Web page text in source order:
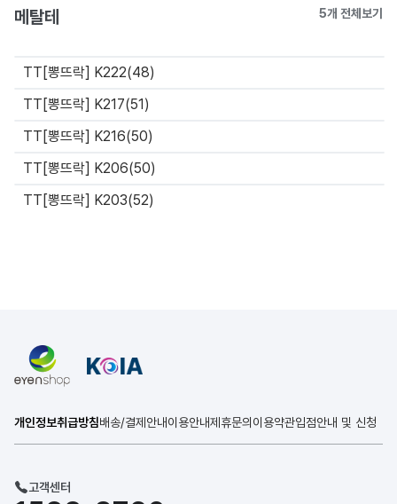
메탈테 5개 전체보기
TT[뽕뜨락] K222(48)
TT[뽕뜨락] K217(51)
TT[뽕뜨락] K216(50)
TT[뽕뜨락] K206(50)
TT[뽕뜨락] K203(52)
개인정보취급방침배송/결제안내이용안내제휴문의 이용약관입점안내 및 신청
고객센터